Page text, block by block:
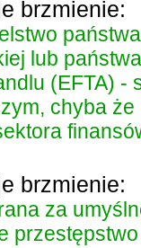
brzmienie:
lub
(EFTA) -
chyba
brzmienie:
za